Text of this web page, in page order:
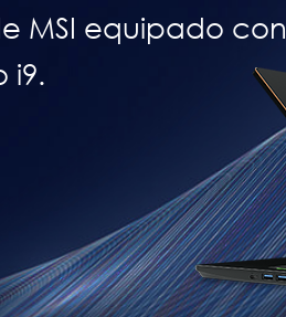
MSI equipado con
i9.